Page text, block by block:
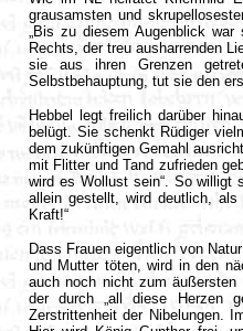
grausamsten und
„Bis zu diesem Augenblick
Rechts, der treu ausharrenden
sie aus ihren Grenzen
Selbstbehauptung, tut sie den
Hebbel legt freilich darüber
belügt. Sie schenkt Rüdiger
dem zukünftigen Gemahl
mit Flitter und Tand zufrieden
wird es Wollust sein“. So willigt
allein gestellt, wird deutlich,
Kraft!“
Dass Frauen eigentlich von
und Mutter töten, wird in den
auch noch nicht zum
der durch „all diese Herzen
Zerstrittenheit der Nibelungen.